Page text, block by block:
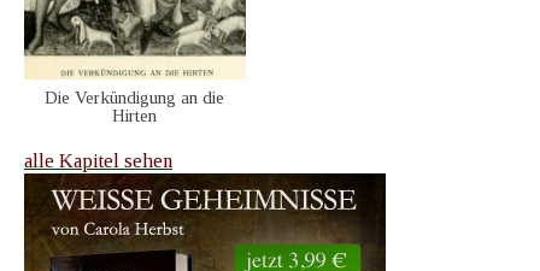
Die Verkündigung an die
Hirten
alle Kapitel sehen